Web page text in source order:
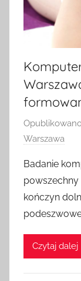
Warszawa
Badanie
kończyn
Czytaj dalej